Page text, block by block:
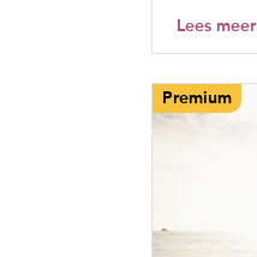
Lees meer
Premium